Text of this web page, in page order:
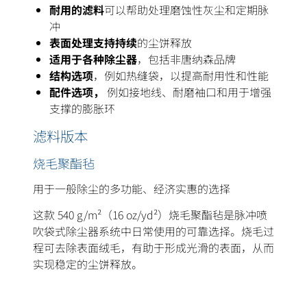
耐用的滤料可以帮助处理磨蚀性灰尘和定期脉
冲
表面处理支持持续的尘饼释放
适用于各种除尘器，包括非唐纳森品牌
结构选项，例如热缝袋，以提高耐用性和性能
配件选项， 例如接地线、耐磨袖口和用于增强
支撑的膨胀环
滤料版本
烧毛聚酯毡
用于一般除尘的多功能、经济实惠的选择
这款 540 g/m²（16 oz/yd²）烧毛聚酯毡是脉冲喷
吹袋式除尘器系统中日常使用的可靠选择。烧毛过
程可去除表面绒毛，有助于形成光滑的表面，从而
实现稳定的尘饼释放。